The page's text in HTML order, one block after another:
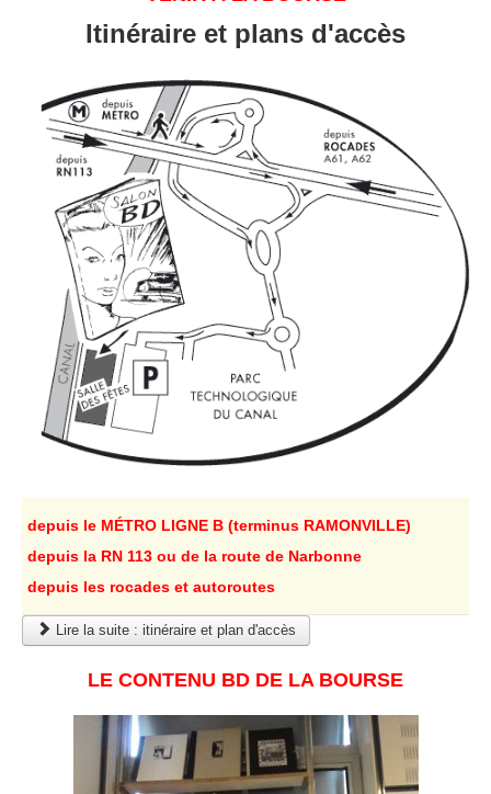
Itinéraire et plans d'accès
depuis le MÉTRO LIGNE B (terminus RAMONVILLE)
depuis la RN 113 ou de la route de Narbonne
depuis les rocades et autoroutes
Lire la suite : itinéraire et plan d'accès
LE CONTENU BD DE LA BOURSE